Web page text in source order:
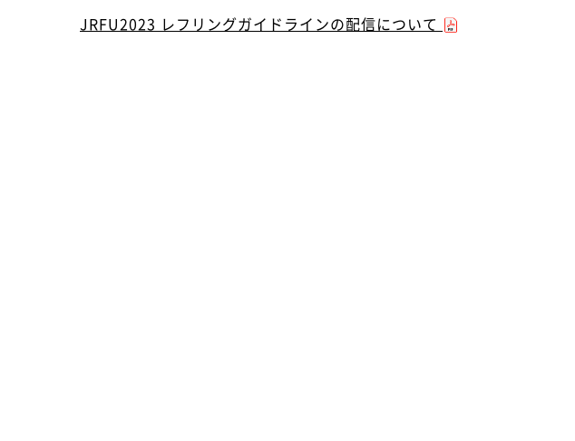
JRFU2023 レフリングガイドラインの配信について